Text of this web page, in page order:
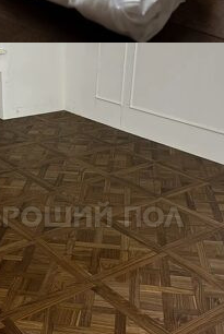
царапин. Полы,
Системы для локального